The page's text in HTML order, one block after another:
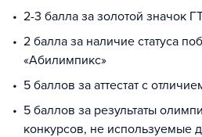
2-3 балла за золотой значок
2 балла за наличие статуса
«Абилимпикс»
5 баллов за аттестат с
5 баллов за результаты
конкурсов, не используемые